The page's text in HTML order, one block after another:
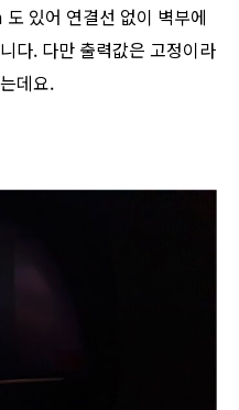
있어 연결선 없이 벽부에
다. 다만 출력값은 고정이라
데요.